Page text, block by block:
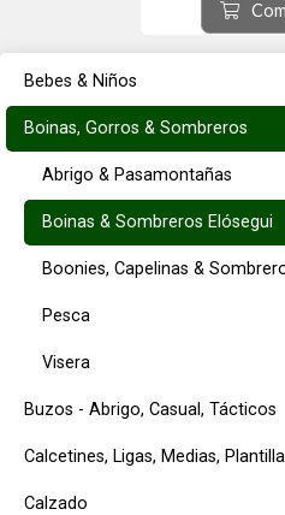
Bebes & Niños
Boinas, Gorros & Sombreros
Abrigo & Pasamontañas
Boinas & Sombreros Elósegui
Boonies, Capelinas &
Pesca
Visera
Buzos - Abrigo, Casual, Tácticos
Calcetines, Ligas, Medias,
Calzado
de Guipúzcoa,
autónoma del País